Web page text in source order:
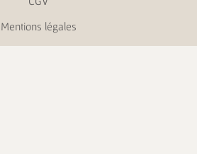
Mentions légales